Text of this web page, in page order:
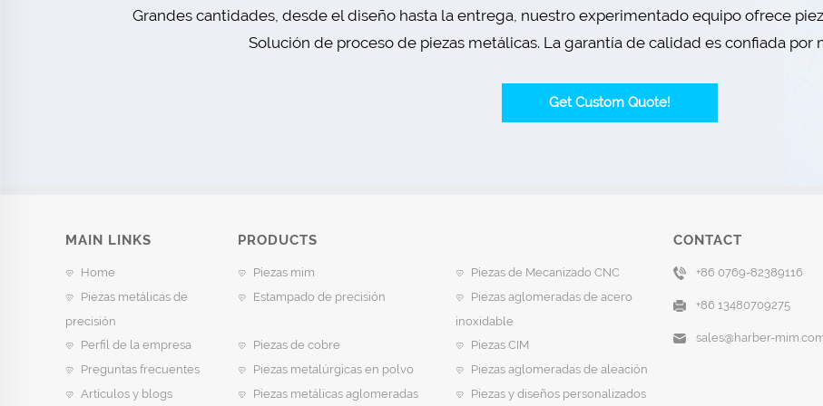
Grandes cantidades, desde el diseño hasta la entrega, nuestro experimentado equipo ofrece
Solución de proceso de piezas metálicas. La garantía de calidad es confiada por
Get Custom Quote!
MAIN LINKS
Home
Piezas metálicas de
precisión
Perfil de la empresa
Preguntas frecuentes
Artículos y blogs
PRODUCTS
Piezas mim
Piezas de Mecanizado CNC
Estampado de precisión
Piezas aglomeradas de acero
inoxidable
Piezas de cobre
Piezas CIM
Piezas metalúrgicas en polvo
Piezas aglomeradas de aleación
Piezas metálicas aglomeradas
Piezas y diseños personalizados
CONTACT
+86 0769-82389116
+86 13480709275
sales@harber-